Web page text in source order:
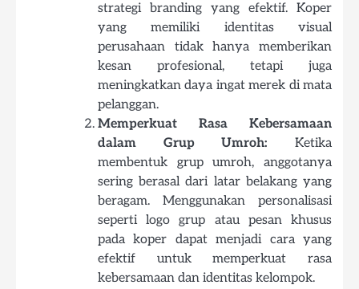
strategi branding yang efektif. Koper
yang memiliki identitas visual
perusahaan tidak hanya memberikan
kesan profesional, tetapi juga
meningkatkan daya ingat merek di mata
pelanggan.
Memperkuat Rasa Kebersamaan
dalam Grup Umroh: Ketika
membentuk grup umroh, anggotanya
sering berasal dari latar belakang yang
beragam. Menggunakan personalisasi
seperti logo grup atau pesan khusus
pada koper dapat menjadi cara yang
efektif untuk memperkuat rasa
kebersamaan dan identitas kelompok.